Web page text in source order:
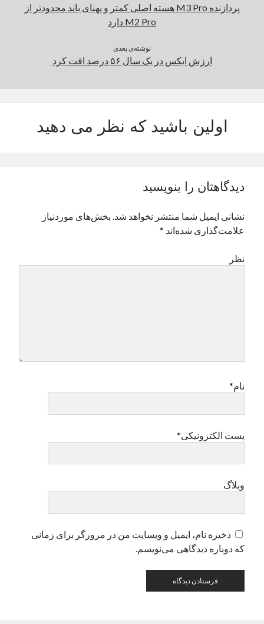
پردازنده M3 Pro هسته‌ اصلی کمتر و پهنای باند محدودتر از
M2 Pro دارد
نوشته‌ی بعدی
ارزش ایکس در یک سال ۵۶ درصد افت کرد
اولین باشید که نظر می دهید
دیدگاهتان را بنویسید
نشانی ایمیل شما منتشر نخواهد شد. بخش‌های موردنیاز
علامت‌گذاری شده‌اند *
نظر
نام*
پست الکترونیکی*
وبلاگ
ذخیره نام، ایمیل و وبسایت من در مرورگر برای زمانی
که دوباره دیدگاهی می‌نویسم.